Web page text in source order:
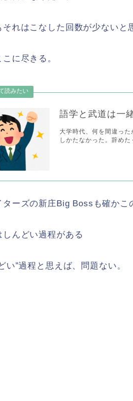
れはこなした回数が少ないと
に尽きる。
語学と武道は一
大学時代、何を間違っ
しかたなかった。辞めた
ターズの新庄Big Bossも確かこ
んどい過程がある
い”過程と思えば、問題ない。